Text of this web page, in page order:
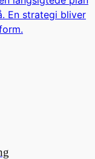
En strategi bliver